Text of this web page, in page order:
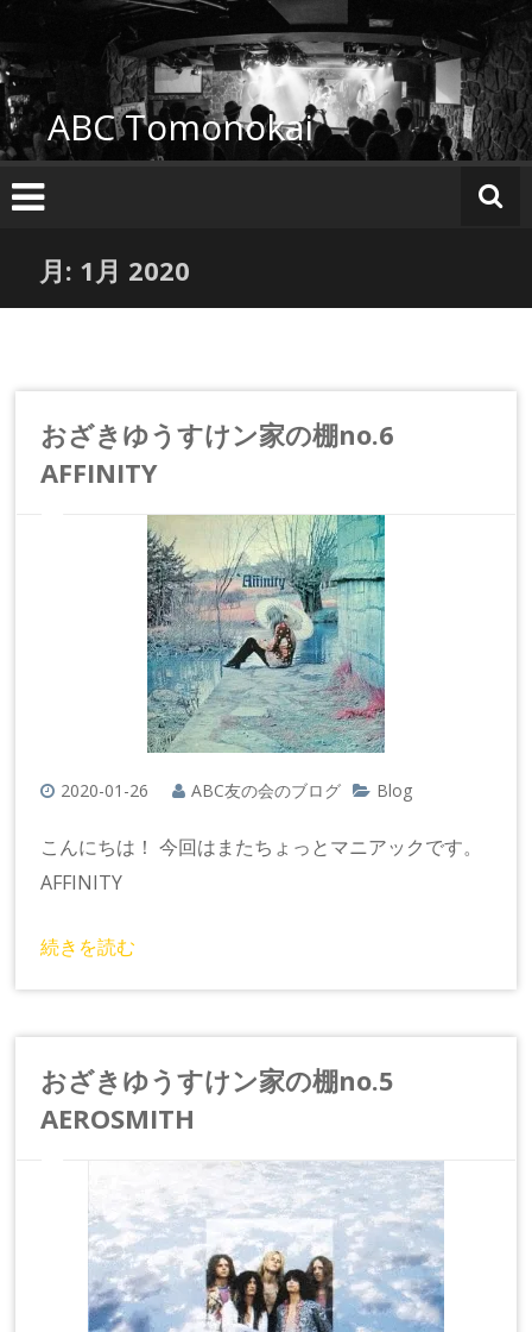
コ
テ
ン
ツ
へ
キ
ABC Tomonokai
月: 1月 2020
おざきゆうすけン家の棚no.6
AFFINITY
2020-01-26 ABC友の会のブログ Blog
こんにちは！ 今回はまたちょっとマニアックです。
AFFINITY
続きを読む
おざきゆうすけン家の棚no.5
AEROSMITH